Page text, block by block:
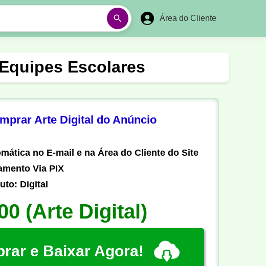
Área do Cliente
Vôlei Futebol Amador Pesca
História Matemática
Escolares
Arte Digital do Anúncio
no E-mail e na Área do Cliente do Site
Via PIX
Digital
(Arte Digital)
e Baixar Agora!